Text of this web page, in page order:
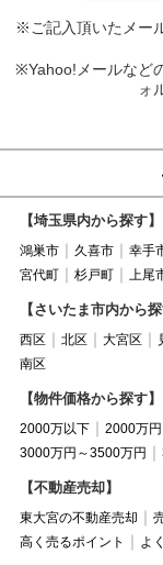
※ご記入頂いたメー
※Yahoo!メールなど
ォ
【埼玉県内から探す】
鴻巣市 久喜市 幸手
宮代町
杉戸町 上尾
【さいたま市内から探
西区 北区 大宮区
南区
【物件価格から探す】
2000万以下 2000万
3000万円～3500万円
【不動産売却】
東大宮の不動産売却
高く売るポイント
よ